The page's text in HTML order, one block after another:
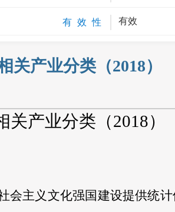
有 效 性 有效
关产业分类（2018）
关产业分类（2018）
会主义文化强国建设提供统